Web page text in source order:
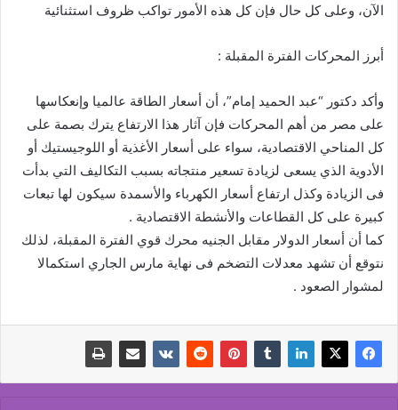
الآن، وعلى كل حال فإن كل هذه الأمور تواكب ظروف استثنائية
أبرز المحركات الفترة المقبلة :
وأكد دكتور “عبد الحميد إمام”، أن أسعار الطاقة عالميا وإنعكاسها
على مصر من أهم المحركات فإن آثار هذا الارتفاع يترك بصمة على
كل المناحي الاقتصادية، سواء على أسعار الأغذية أو اللوجيستيك أو
الأدوية الذي يسعى لزيادة تسعير منتجاته بسبب التكاليف التي بدأت
فى الزيادة وكذل ارتفاع أسعار الكهرباء والأسمدة سيكون لها تبعات
كبيرة على كل القطاعات والأنشطة الاقتصادية .
كما أن أسعار الدولار مقابل الجنيه محرك قوي الفترة المقبلة، لذلك
نتوقع أن تشهد معدلات التضخم فى نهاية مارس الجاري استكمالا
لمشوار الصعود .